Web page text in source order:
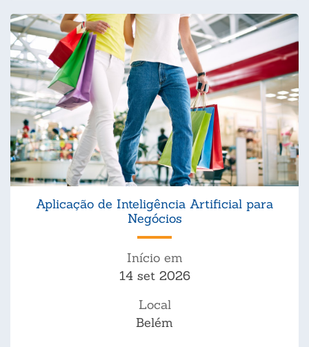
Aplicação de Inteligência Artificial para
Negócios
Início em
14 set 2026
Local
Belém